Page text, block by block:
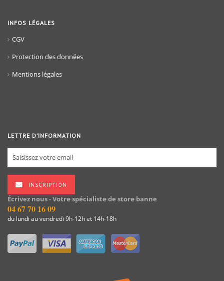
INFOS LÉGALES
CGV
Protection des données
Mentions légales
LETTRE D’INFORMATION
INSCRIPTION
Écrivez nous - Votre spécialiste de store banne
04 67 70 16 09
du lundi au vendredi 9h-12h et 14h-18h